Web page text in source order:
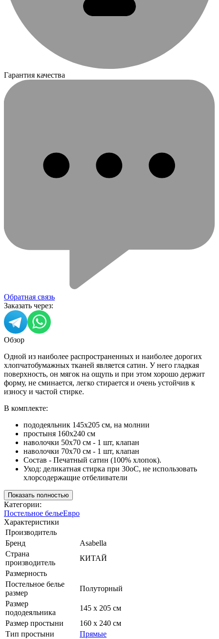
Гарантия качества
Обратная связь
Заказать через:
Обзор
Одной из наиболее распространенных и наиболее дорогих
хлопчатобумажных тканей является сатин. У него гладкая
поверхность, он мягок на ощупь и при этом хорошо держит
форму, не сминается, легко стирается и очень устойчив к
износу и частой стирке.
В комплекте:
пододеяльник 145х205 см, на молнии
простыня 160x240 см
наволочки 50х70 см - 1 шт, клапан
наволочки 70х70 см - 1 шт, клапан
Состав - Печатный сатин (100% хлопок).
Уход: деликатная стирка при 30оС, не использовать
хлорсодержащие отбеливатели
Показать полностью
Категории:
Постельное бельеЕвро
Характеристики
Производитель
Бренд
Asabella
Страна
производитель
КИТАЙ
Размерность
Постельное белье
размер
Полуторный
Размер
пододеяльника
145 х 205 см
Размер простыни
160 х 240 см
Тип простыни
Прямые